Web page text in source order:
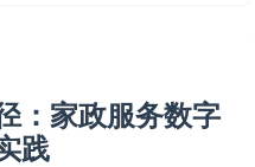
：家政服务数字
践